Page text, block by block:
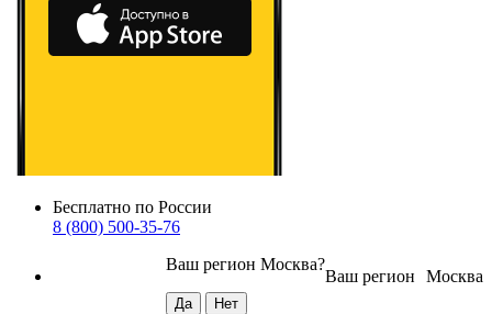
Бесплатно по России
8 (800) 500-35-76
Москва
Ваш регион
Ваш регион Москва?